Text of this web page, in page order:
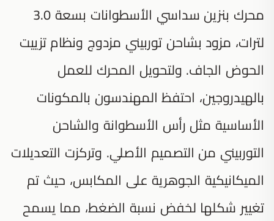
محرك بنزين سداسي الأسطوانات بسعة 3.0
لترات، مزود بشاحن توربيني مزدوج ونظام تزييت
الحوض الجاف. ولتحويل المحرك للعمل
بالهيدروجين، احتفظ المهندسون بالمكونات
الأساسية مثل رأس الأسطوانة والشاحن
التوربيني من التصميم الأصلي. وتركزت التعديلات
الميكانيكية الجوهرية على المكابس، حيث تم
تغيير شكلها لخفض نسبة الضغط، مما يسمح